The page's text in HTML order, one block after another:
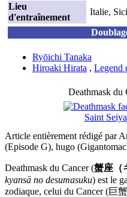
Lieu
d'entraînement
Italie,
Ryōichi Tanaka
Hiroaki Hirata , Legend
Deathmask du
Saint
Article entièrement rédigé par
(Episode G), hugo
Deathmask du Cancer (蟹座（
kyansā no desumasuku) est le
zodiaque, celui du Cancer (巨